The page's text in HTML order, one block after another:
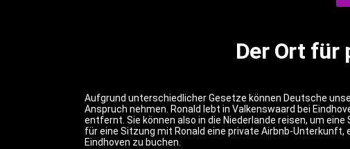
Der Ort für
Aufgrund unterschiedlicher Gesetze können Deutsche
Anspruch nehmen. Ronald lebt in Valkenswaard bei
entfernt. Sie können also in die Niederlande reisen, um
für eine Sitzung mit Ronald eine private Airbnb-Unterkunft,
Eindhoven zu buchen.